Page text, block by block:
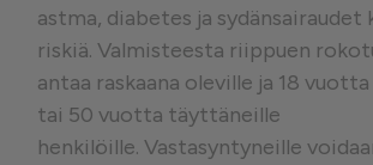
astma, diabetes ja sydänsairaudet
riskiä. Valmisteesta riippuen
antaa raskaana oleville ja 18
tai 50 vuotta täyttäneille
henkilöille. Vastasyntyneille